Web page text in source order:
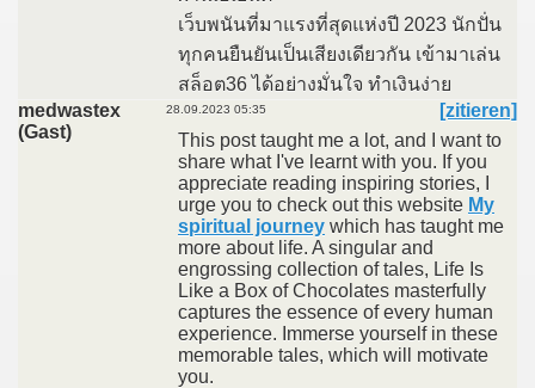
เว็บพนันที่มาแรงที่สุดแห่งปี 2023 นักปั่น
ทุกคนยืนยันเป็นเสียงเดียวกัน เข้ามาเล่น
สล็อต36 ได้อย่างมั่นใจ ทำเงินง่าย
medwastex
(Gast)
28.09.2023 05:35
[zitieren]
This post taught me a lot, and I want to
share what I've learnt with you. If you
appreciate reading inspiring stories, I
urge you to check out this website My
spiritual journey which has taught me
more about life. A singular and
engrossing collection of tales, Life Is
Like a Box of Chocolates masterfully
captures the essence of every human
experience. Immerse yourself in these
memorable tales, which will motivate
you.